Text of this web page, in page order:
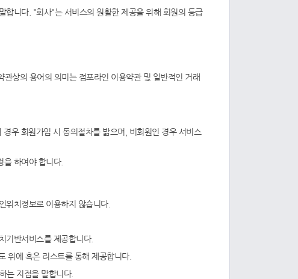
합니다. "회사"는 서비스의 원활한 제공을 위해 회원의 등급
상의 용어의 의미는 점포라인 이용약관 및 일반적인 거래
우 회원가입 시 동의절차를 밟으며, 비회원인 경우 서비스
하여야 합니다.
위치정보로 이용하지 않습니다.
기반서비스를 제공합니다.
위에 혹은 리스트를 통해 제공합니다.
는 지점을 말합니다.